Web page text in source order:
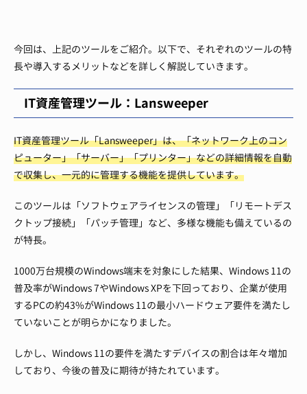
今回は、上記のツールをご紹介。以下で、それぞれのツールの特
長や導入するメリットなどを詳しく解説していきます。
IT資産管理ツール：Lansweeper
IT資産管理ツール「Lansweeper」は、「ネットワーク上のコン
ピューター」「サーバー」「プリンター」などの詳細情報を自動
で収集し、一元的に管理する機能を提供しています。
このツールは「ソフトウェアライセンスの管理」「リモートデス
クトップ接続」「パッチ管理」など、多様な機能も備えているの
が特長。
1000万台規模のWindows端末を対象にした結果、Windows 11の
普及率がWindows 7やWindows XPを下回っており、企業が使用
するPCの約43%がWindows 11の最小ハードウェア要件を満たし
ていないことが明らかになりました。
しかし、Windows 11の要件を満たすデバイスの割合は年々増加
しており、今後の普及に期待が持たれています。